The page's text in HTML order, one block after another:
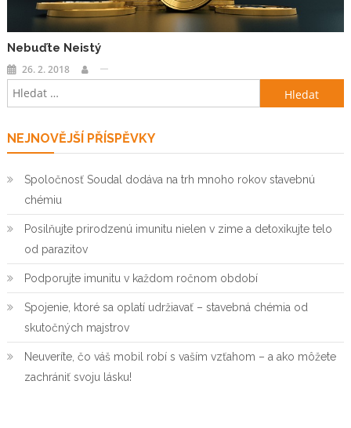
Nebuďte Neistý
26. 2. 2018
Vyhledávání
NEJNOVĚJŠÍ PŘÍSPĚVKY
Spoločnosť Soudal dodáva na trh mnoho rokov stavebnú
chémiu
Posilňujte prirodzenú imunitu nielen v zime a detoxikujte telo
od parazitov
Podporujte imunitu v každom ročnom období
Spojenie, ktoré sa oplatí udržiavať – stavebná chémia od
skutočných majstrov
Neuveríte, čo váš mobil robí s vaším vzťahom – a ako môžete
zachrániť svoju lásku!